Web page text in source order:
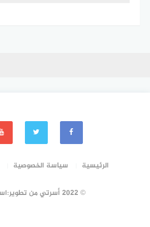
الرئيسية سياسة الخصوصية
© 2022 أسرتي من تطوير:اسرتي